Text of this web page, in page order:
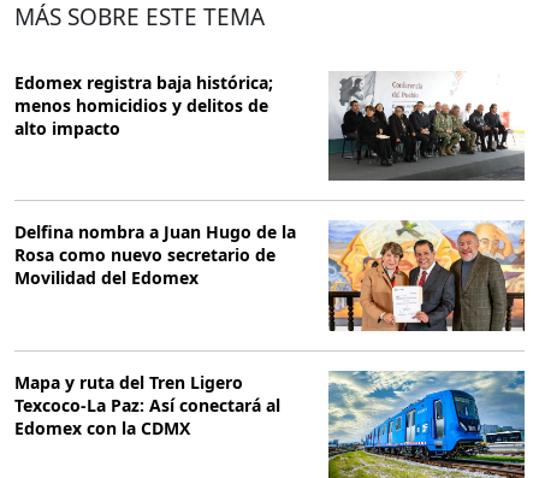
MÁS SOBRE ESTE TEMA
Edomex registra baja histórica;
menos homicidios y delitos de
alto impacto
Delfina nombra a Juan Hugo de la
Rosa como nuevo secretario de
Movilidad del Edomex
Mapa y ruta del Tren Ligero
Texcoco-La Paz: Así conectará al
Edomex con la CDMX